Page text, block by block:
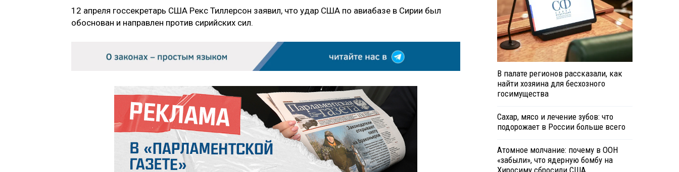
12 апреля госсекретарь США Рекс Тиллерсон заявил, что удар США по авиабазе в Сирии был
обоснован и направлен против сирийских сил.
В палате регионов рассказали, как
найти хозяина для бесхозного
госимущества
Сахар, мясо и лечение зубов: что
подорожает в России больше всего
Атомное молчание: почему в ООН
«забыли», что ядерную бомбу на